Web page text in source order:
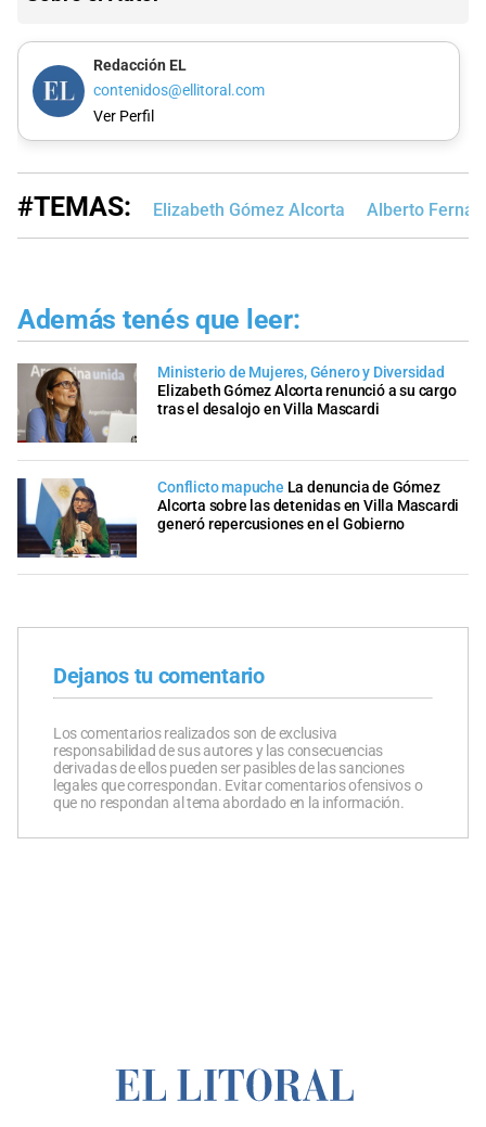
Redacción EL
contenidos@ellitoral.com
Ver Perfil
#TEMAS: Elizabeth Gómez Alcorta Alberto
Además tenés que leer:
Ministerio de Mujeres, Género y Diversidad
Elizabeth Gómez Alcorta renunció a su cargo
tras el desalojo en Villa Mascardi
Conflicto mapuche La denuncia de Gómez
Alcorta sobre las detenidas en Villa Mascardi
generó repercusiones en el Gobierno
Dejanos tu comentario
Los comentarios realizados son de exclusiva
responsabilidad de sus autores y las consecuencias
derivadas de ellos pueden ser pasibles de las sanciones
legales que correspondan. Evitar comentarios ofensivos o
que no respondan al tema abordado en la información.